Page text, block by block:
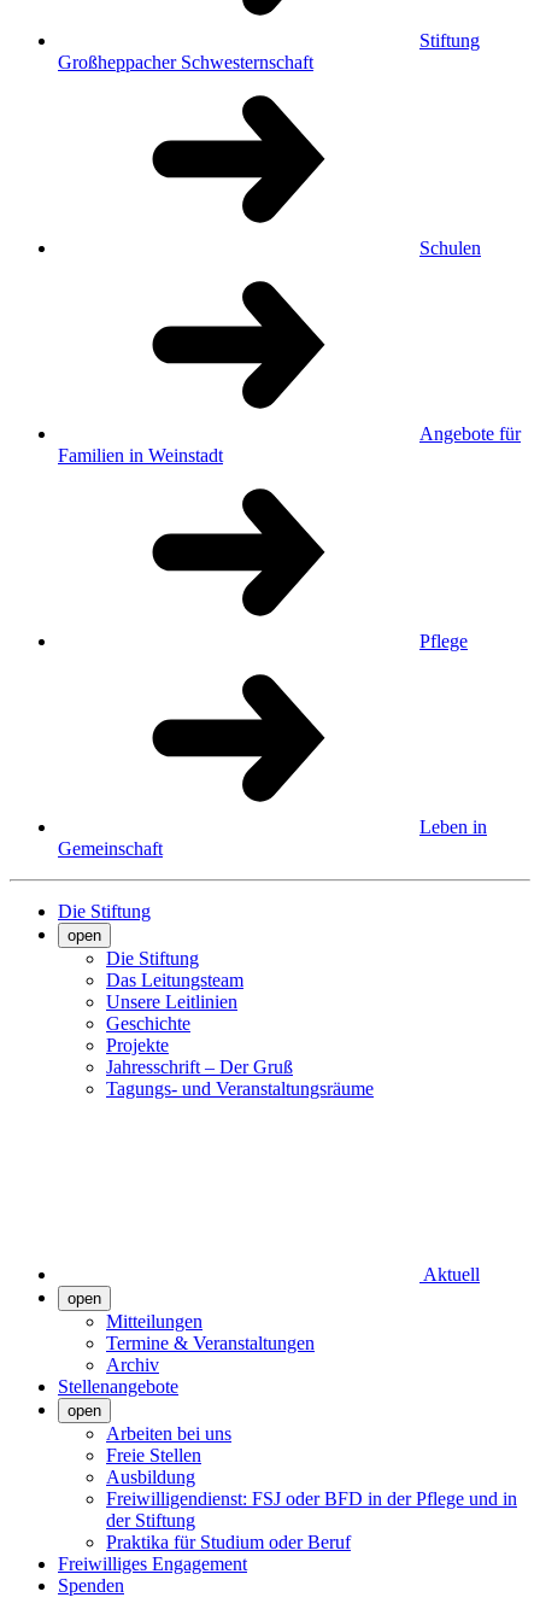
Stiftung
Großheppacher Schwesternschaft
Schulen
Angebote für
Familien in Weinstadt
Pflege
Leben in
Gemeinschaft
Die Stiftung
open
Die Stiftung
Das Leitungsteam
Unsere Leitlinien
Geschichte
Projekte
Jahresschrift – Der Gruß
Tagungs- und Veranstaltungsräume
Aktuell
open
Mitteilungen
Termine & Veranstaltungen
Archiv
Stellenangebote
open
Arbeiten bei uns
Freie Stellen
Ausbildung
Freiwilligendienst: FSJ oder BFD in der Pflege und in
der Stiftung
Praktika für Studium oder Beruf
Freiwilliges Engagement
Spenden